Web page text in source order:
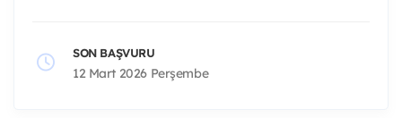
SON BAŞVURU
12 Mart 2026 Perşembe